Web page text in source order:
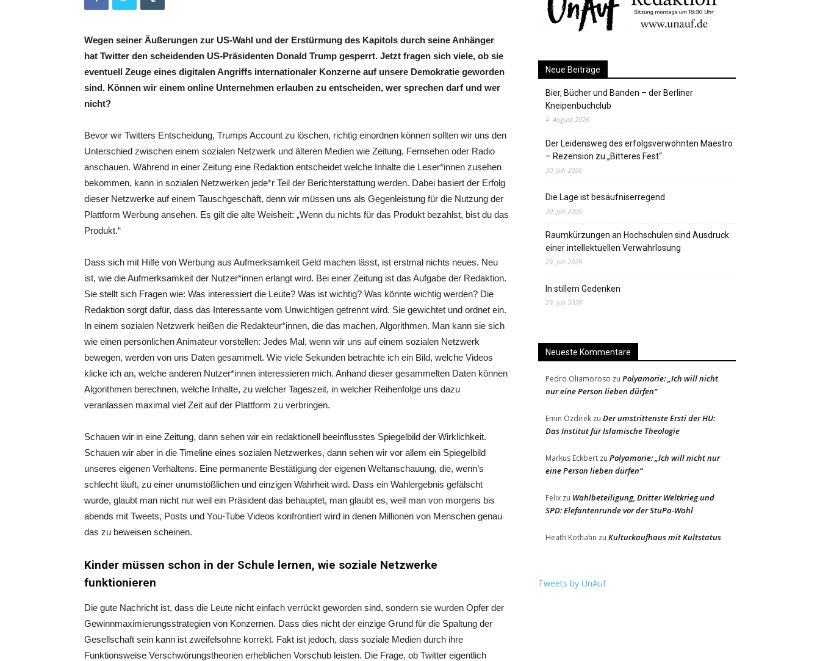
Wegen seiner Äußerungen zur US-Wahl und der Erstürmung des Kapitols durch seine Anhänger
hat Twitter den scheidenden US-Präsidenten Donald Trump gesperrt. Jetzt fragen sich viele, ob sie
eventuell Zeuge eines digitalen Angriffs internationaler Konzerne auf unsere Demokratie geworden
sind. Können wir einem online Unternehmen erlauben zu entscheiden, wer sprechen darf und wer
nicht?
Bevor wir Twitters Entscheidung, Trumps Account zu löschen, richtig einordnen können sollten wir uns den
Unterschied zwischen einem sozialen Netzwerk und älteren Medien wie Zeitung, Fernsehen oder Radio
anschauen. Während in einer Zeitung eine Redaktion entscheidet welche Inhalte die Leser*innen zusehen
bekommen, kann in sozialen Netzwerken jede*r Teil der Berichterstattung werden. Dabei basiert der Erfolg
dieser Netzwerke auf einem Tauschgeschäft, denn wir müssen uns als Gegenleistung für die Nutzung der
Plattform Werbung ansehen. Es gilt die alte Weisheit: „Wenn du nichts für das Produkt bezahlst, bist du das
Produkt.“
Dass sich mit Hilfe von Werbung aus Aufmerksamkeit Geld machen lässt, ist erstmal nichts neues. Neu
ist, wie die Aufmerksamkeit der Nutzer*innen erlangt wird. Bei einer Zeitung ist das Aufgabe der Redaktion.
Sie stellt sich Fragen wie: Was interessiert die Leute? Was ist wichtig? Was könnte wichtig werden? Die
Redaktion sorgt dafür, dass das Interessante vom Unwichtigen getrennt wird. Sie gewichtet und ordnet ein.
In einem sozialen Netzwerk heißen die Redakteur*innen, die das machen, Algorithmen. Man kann sie sich
wie einen persönlichen Animateur vorstellen: Jedes Mal, wenn wir uns auf einem sozialen Netzwerk
bewegen, werden von uns Daten gesammelt. Wie viele Sekunden betrachte ich ein Bild, welche Videos
klicke ich an, welche anderen Nutzer*innen interessieren mich. Anhand dieser gesammelten Daten können
Algorithmen berechnen, welche Inhalte, zu welcher Tageszeit, in welcher Reihenfolge uns dazu
veranlassen maximal viel Zeit auf der Plattform zu verbringen.
Schauen wir in eine Zeitung, dann sehen wir ein redaktionell beeinflusstes Spiegelbild der Wirklichkeit.
Schauen wir aber in die Timeline eines sozialen Netzwerkes, dann sehen wir vor allem ein Spiegelbild
unseres eigenen Verhaltens. Eine permanente Bestätigung der eigenen Weltanschauung, die, wenn’s
schlecht läuft, zu einer unumstößlichen und einzigen Wahrheit wird. Dass ein Wahlergebnis gefälscht
wurde, glaubt man nicht nur weil ein Präsident das behauptet, man glaubt es, weil man von morgens bis
abends mit Tweets, Posts und You-Tube Videos konfrontiert wird in denen Millionen von Menschen genau
das zu beweisen scheinen.
Kinder müssen schon in der Schule lernen, wie soziale Netzwerke
funktionieren
Die gute Nachricht ist, dass die Leute nicht einfach verrückt geworden sind, sondern sie wurden Opfer der
Gewinnmaximierungsstrategien von Konzernen. Dass dies nicht der einzige Grund für die Spaltung der
Gesellschaft sein kann ist zweifelsohne korrekt. Fakt ist jedoch, dass soziale Medien durch ihre
Funktionsweise Verschwörungstheorien erheblichen Vorschub leisten. Die Frage, ob Twitter eigentlich
Neue Beiträge
Bier, Bücher und Banden – der Berliner
Kneipenbuchclub
4. August 2026
Der Leidensweg des erfolgsverwöhnten Maestro
– Rezension zu „Bitteres Fest“
30. Juli 2026
Die Lage ist besäufniserregend
30. Juli 2026
Raumkürzungen an Hochschulen sind Ausdruck
einer intellektuellen Verwahrlosung
29. Juli 2026
In stillem Gedenken
29. Juli 2026
Neueste Kommentare
Pedro Oliamoroso zu Polyamorie: „Ich will nicht
nur eine Person lieben dürfen“
Emin Özdirek zu Der umstrittenste Ersti der HU:
Das Institut für Islamische Theologie
Markus Eckbert zu Polyamorie: „Ich will nicht nur
eine Person lieben dürfen“
Felix zu Wahlbeteiligung, Dritter Weltkrieg und
SPD: Elefantenrunde vor der StuPa-Wahl
Heath Kothahn zu Kulturkaufhaus mit Kultstatus
Tweets by UnAuf